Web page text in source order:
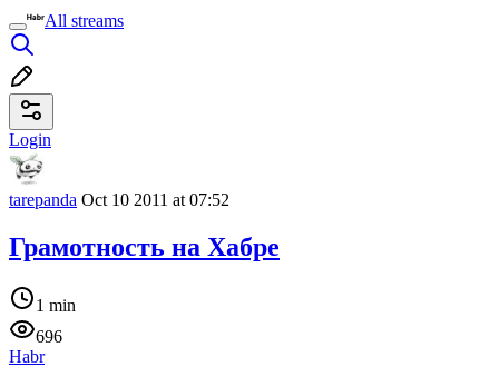
All streams
Login
tarepanda Oct 10 2011 at 07:52
Грамотность на Хабре
1 min
696
Habr